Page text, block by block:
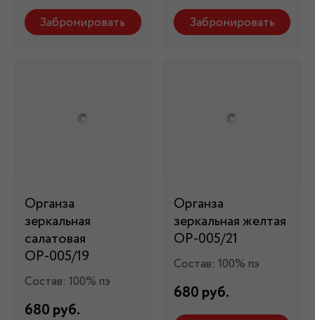
Забронировать Забронировать
Органза
зеркальная
салатовая
ОР-005/19
Состав: 100% пэ
680 руб.
Органза
зеркальная желтая
ОР-005/21
Состав: 100% пэ
680 руб.